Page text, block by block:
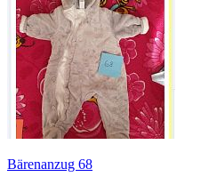
Bärenanzug 68